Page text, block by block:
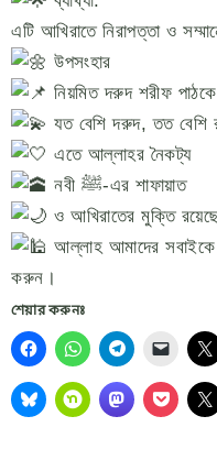
এটি আখিরাতে নিরাপত্তা ও
উপসংহার
নিয়মিত দরুদ শরীফ
যত বেশি দরুদ, তত বেশি
এতে আল্লাহর নৈকট্য
নবী ﷺ-এর শাফায়াত
ও আখিরাতের মুক্তি
আল্লাহ আমাদের সবাইকে
করুন।
শেয়ার করুনঃ